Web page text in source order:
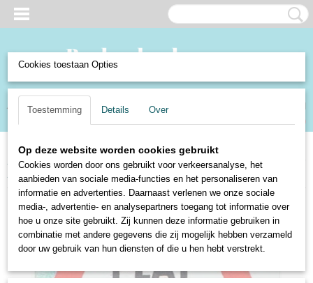
Inloggen Registreren
(0)
Home>Boeken en Strips> Boeken>Fictie>Bellettrie>Vals plat - Dick
Bruynesteyn
Cookies toestaan Opties
Toestemming Details Over
Op deze website worden cookies gebruikt
Cookies worden door ons gebruikt voor verkeersanalyse, het
aanbieden van sociale media-functies en het personaliseren van
informatie en advertenties. Daarnaast verlenen we onze sociale
media-, advertentie- en analysepartners toegang tot informatie over
hoe u onze site gebruikt. Zij kunnen deze informatie gebruiken in
combinatie met andere gegevens die zij mogelijk hebben verzameld
door uw gebruik van hun diensten of die u hen hebt verstrekt.